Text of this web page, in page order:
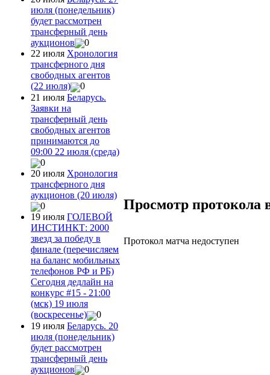
июля (понедельник)
будет рассмотрен
трансферный день
аукционов
0
22 июля Хронология
трансферного дня
свободных агентов
(22 июля)
0
21 июля Беларусь.
Заявки на
трансферный день
свободных агентов
принимаются до
09:00 22 июля (среда)
0
20 июля Хронология
трансферного дня
аукционов (20 июля)
0
19 июля ГОЛЕВОЙ
ИНСТИНКТ: 2000
звезд за победу в
финале (перечисляем
на баланс мобильных
телефонов РФ и РБ)
Сегодня дедлайн на
конкурс #15 - 21:00
(мск) 19 июля
(воскресенье)
0
19 июля Беларусь. 20
июля (понедельник)
будет рассмотрен
трансферный день
аукционов
0
Просмотр протокола
Протокол матча недоступен